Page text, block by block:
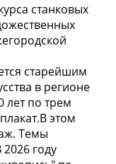
станковых
старейшим
в регионе
лет по трем
этом
Темы
году